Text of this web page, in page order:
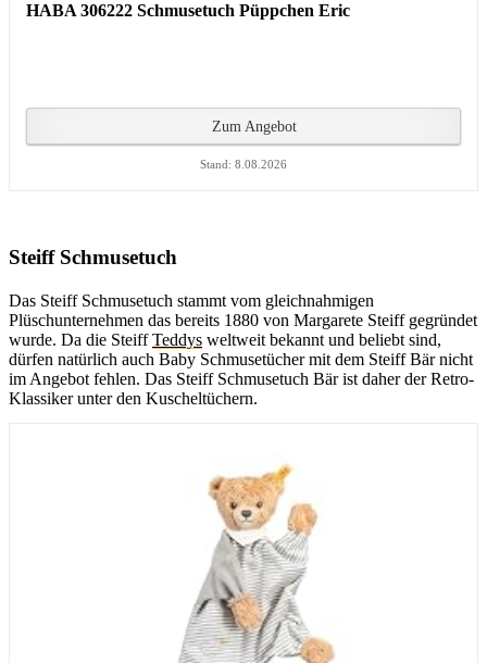
HABA 306222 Schmusetuch Püppchen Eric
Zum Angebot
Stand: 8.08.2026
Steiff Schmusetuch
Das Steiff Schmusetuch stammt vom gleichnahmigen
Plüschunternehmen das bereits 1880 von Margarete Steiff gegründet
wurde. Da die SteiffTeddys weltweit bekannt und beliebt sind,
dürfen natürlich auch Baby Schmusetücher mit dem Steiff Bär nicht
im Angebot fehlen. Das Steiff Schmusetuch Bär ist daher der Retro-
Klassiker unter den Kuscheltüchern.